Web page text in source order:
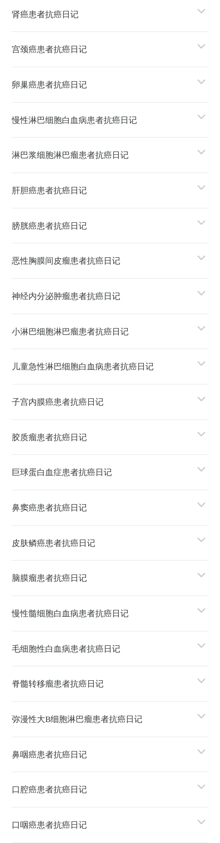
肾癌患者抗癌日记
宫颈癌患者抗癌日记
卵巢癌患者抗癌日记
慢性淋巴细胞⽩⾎病患者抗癌日记
淋巴浆细胞淋巴瘤患者抗癌日记
肝胆癌患者抗癌日记
膀胱癌患者抗癌日记
恶性胸膜间⽪瘤患者抗癌日记
神经内分泌肿瘤患者抗癌日记
⼩淋巴细胞淋巴瘤患者抗癌日记
⼉童急性淋巴细胞⽩⾎病患者抗癌日记
⼦宫内膜癌患者抗癌日记
胶质瘤患者抗癌日记
巨球蛋⽩⾎症患者抗癌日记
⿐窦癌患者抗癌日记
⽪肤鳞癌患者抗癌日记
脑膜瘤患者抗癌日记
慢性髓细胞⽩⾎病患者抗癌日记
⽑细胞性⽩⾎病患者抗癌日记
脊髓转移瘤患者抗癌日记
弥漫性⼤B细胞淋巴瘤患者抗癌日记
⿐咽癌患者抗癌日记
⼝腔癌患者抗癌日记
⼝咽癌患者抗癌日记